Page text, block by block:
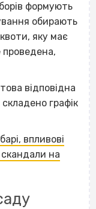
формують
обирають
квоти, яку має
проведена,
відповідна
графік
впливові
скандали на